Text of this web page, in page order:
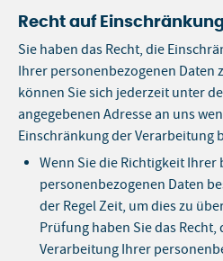
Recht auf
Sie haben das Recht, die
Ihrer personenbezogenen Daten
können Sie sich jederzeit unter
angegebenen Adresse an uns
Einschränkung der Verarbeitung
Wenn Sie die Richtigkeit Ihrer
personenbezogenen Daten
der Regel Zeit, um dies zu
Prüfung haben Sie das
Verarbeitung Ihrer